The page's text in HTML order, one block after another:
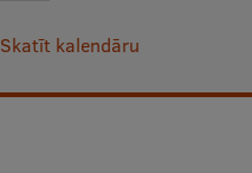
Skatīt kalendāru